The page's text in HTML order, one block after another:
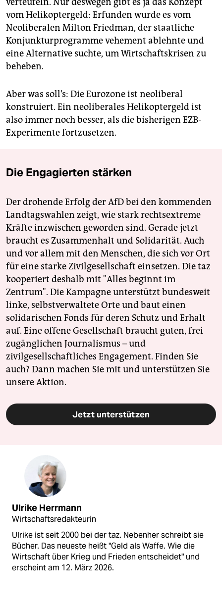
vom Helikoptergeld: Erfunden wurde es vom
Neoliberalen Milton Friedman, der staatliche
Konjunkturprogramme vehement ablehnte und
eine Alternative suchte, um Wirtschaftskrisen zu
beheben.
Aber was soll’s: Die Eurozone ist neoliberal
konstruiert. Ein neoliberales Helikoptergeld ist
also immer noch besser, als die bisherigen EZB-
Experimente fortzusetzen.
Die Engagierten stärken
Der drohende Erfolg der AfD bei den kommenden
Landtagswahlen zeigt, wie stark rechtsextreme
Kräfte inzwischen geworden sind. Gerade jetzt
braucht es Zusammenhalt und Solidarität. Auch
und vor allem mit den Menschen, die sich vor Ort
für eine starke Zivilgesellschaft einsetzen. Die taz
kooperiert deshalb mit "Alles beginnt im
Zentrum". Die Kampagne unterstützt bundesweit
linke, selbstverwaltete Orte und baut einen
solidarischen Fonds für deren Schutz und Erhalt
auf. Eine offene Gesellschaft braucht guten, frei
zugänglichen Journalismus – und
zivilgesellschaftliches Engagement. Finden Sie
auch? Dann machen Sie mit und unterstützen Sie
unsere Aktion.
Jetzt unterstützen
Ulrike Herrmann
Wirtschaftsredakteurin
Ulrike ist seit 2000 bei der taz. Nebenher schreibt sie
Bücher. Das neueste heißt "Geld als Waffe. Wie die
Wirtschaft über Krieg und Frieden entscheidet" und
erscheint am 12. März 2026.